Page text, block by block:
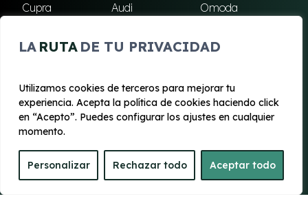
LA RUTA DE TU PRIVACIDAD
Utilizamos cookies de terceros para mejorar tu
experiencia. Acepta la política de cookies haciendo click
en “Acepto”. Puedes configurar los ajustes en cualquier
momento.
Personalizar Rechazar todo Aceptar todo
Cupra
Audi
Omoda
Skoda
Ford Todas las marcas
© 2020 - 2026 Renting Mallorca
Aviso legal y Privacidad